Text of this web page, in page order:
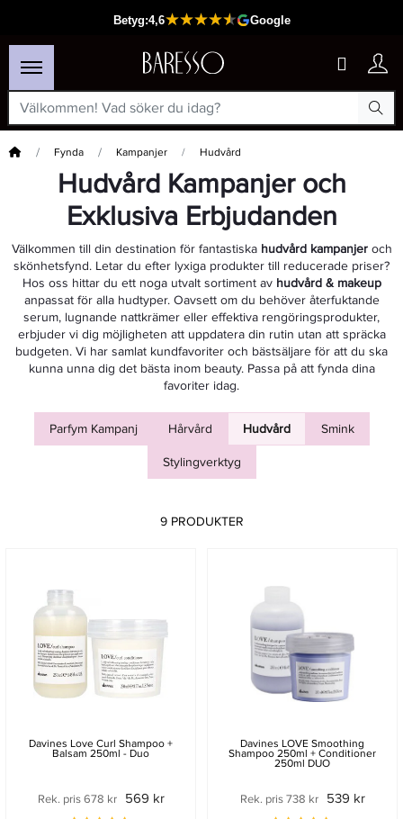
Hem Fynda Kampanjer Hudvård
Hudvård Kampanjer och
Exklusiva Erbjudanden
Välkommen till din destination för fantastiska hudvård kampanjeroch
skönhetsfynd. Letar du efter lyxiga produkter till reducerade priser?
Hos oss hittar du ett noga utvalt sortiment av hudvård & makeup
anpassat för alla hudtyper. Oavsett om du behöver återfuktande
serum, lugnande nattkrämer eller effektiva rengöringsprodukter,
erbjuder vi dig möjligheten att uppdatera din rutin utan att spräcka
budgeten. Vi har samlat kundfavoriter och bästsäljare för att du ska
kunna unna dig det bästa inom beauty. Passa på att fynda dina
favoriter idag.
Parfym Kampanj Hårvård Hudvård Smink
Stylingverktyg
9 PRODUKTER
Davines Love Curl Shampoo +
Balsam 250ml - Duo
Rek. pris 678 kr 569 kr
Davines LOVE Smoothing
Shampoo 250ml + Conditioner
250ml DUO
Rek. pris 738 kr 539 kr